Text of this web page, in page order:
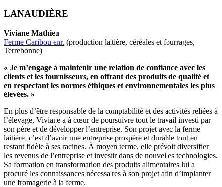
LANAUDIÈRE
Viviane Mathieu
Ferme Caribou enr. (production laitière, céréales et fourrages,
Terrebonne)
« Je m’engage à maintenir une relation de confiance avec les
clients et les fournisseurs, en offrant des produits de qualité et
en respectant les normes éthiques et environnementales les plus
élevées. »
En plus d’être responsable de la comptabilité et des activités reliées à
l’élevage, Viviane a à cœur de poursuivre tout le travail investi par
son père et de développer l’entreprise. Son projet avec la ferme
laitière, c’est d’avoir une entreprise prospère et durable tout en
restant fidèle à ses racines. À moyen terme, elle prévoit diversifier
les revenus de l’entreprise et investir dans de nouvelles technologies.
Sa formation en transformation des produits alimentaires lui a
procuré les connaissances nécessaires à son projet afin d’implanter
une fromagerie à la ferme.